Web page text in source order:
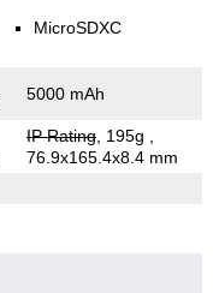
MicroSDXC
5000 mAh
IP Rating, 195g
76.9x165.4x8.4 mm